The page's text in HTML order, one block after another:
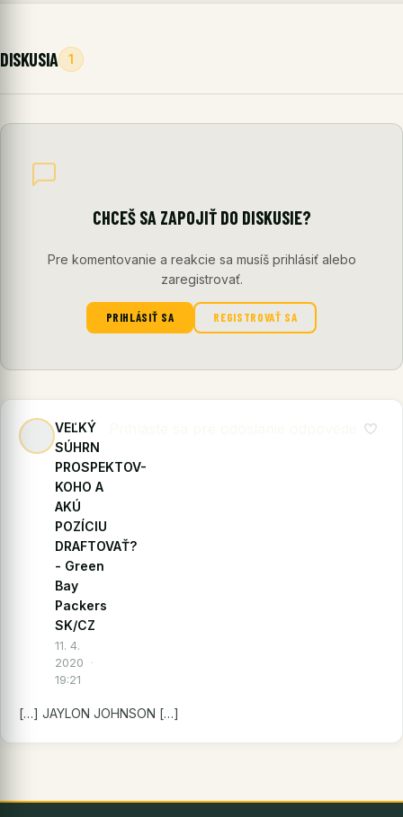
DISKUSIA 1
CHCEŠ SA ZAPOJIŤ DO DISKUSIE?
Pre komentovanie a reakcie sa musíš prihlásiť alebo
zaregistrovať.
PRIHLÁSIŤ SA REGISTROVAŤ SA
VEĽKÝ
SÚHRN
PROSPEKTOV-
KOHO A
AKÚ
POZÍCIU
DRAFTOVAŤ?
- Green
Bay
Packers
SK/CZ
11. 4.
2020
·
19:21
[…] JAYLON JOHNSON […]